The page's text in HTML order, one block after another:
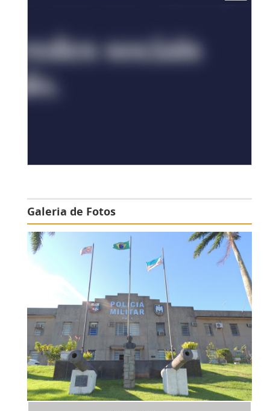
Galeria de Fotos